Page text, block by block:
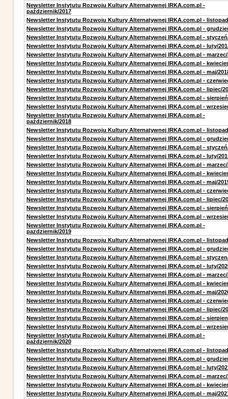
Newsletter Instytutu Rozwoju Kultury Alternatywnej IRKA.com.pl -
październik/2017
Newsletter Instytutu Rozwoju Kultury Alternatywnej IRKA.com.pl -
Newsletter Instytutu Rozwoju Kultury Alternatywnej IRKA.com.pl -
Newsletter Instytutu Rozwoju Kultury Alternatywnej IRKA.com.pl -
Newsletter Instytutu Rozwoju Kultury Alternatywnej IRKA.com.pl - luty/
Newsletter Instytutu Rozwoju Kultury Alternatywnej IRKA.com.pl - marzec/
Newsletter Instytutu Rozwoju Kultury Alternatywnej IRKA.com.pl -
Newsletter Instytutu Rozwoju Kultury Alternatywnej IRKA.com.pl - maj/
Newsletter Instytutu Rozwoju Kultury Alternatywnej IRKA.com.pl -
Newsletter Instytutu Rozwoju Kultury Alternatywnej IRKA.com.pl - lipiec/
Newsletter Instytutu Rozwoju Kultury Alternatywnej IRKA.com.pl -
Newsletter Instytutu Rozwoju Kultury Alternatywnej IRKA.com.pl -
Newsletter Instytutu Rozwoju Kultury Alternatywnej IRKA.com.pl -
październik/2018
Newsletter Instytutu Rozwoju Kultury Alternatywnej IRKA.com.pl -
Newsletter Instytutu Rozwoju Kultury Alternatywnej IRKA.com.pl -
Newsletter Instytutu Rozwoju Kultury Alternatywnej IRKA.com.pl -
Newsletter Instytutu Rozwoju Kultury Alternatywnej IRKA.com.pl - luty/
Newsletter Instytutu Rozwoju Kultury Alternatywnej IRKA.com.pl - marzec/
Newsletter Instytutu Rozwoju Kultury Alternatywnej IRKA.com.pl -
Newsletter Instytutu Rozwoju Kultury Alternatywnej IRKA.com.pl - maj/
Newsletter Instytutu Rozwoju Kultury Alternatywnej IRKA.com.pl -
Newsletter Instytutu Rozwoju Kultury Alternatywnej IRKA.com.pl - lipiec/
Newsletter Instytutu Rozwoju Kultury Alternatywnej IRKA.com.pl -
Newsletter Instytutu Rozwoju Kultury Alternatywnej IRKA.com.pl -
Newsletter Instytutu Rozwoju Kultury Alternatywnej IRKA.com.pl -
pazdziernik/2019
Newsletter Instytutu Rozwoju Kultury Alternatywnej IRKA.com.pl -
Newsletter Instytutu Rozwoju Kultury Alternatywnej IRKA.com.pl -
Newsletter Instytutu Rozwoju Kultury Alternatywnej IRKA.com.pl -
Newsletter Instytutu Rozwoju Kultury Alternatywnej IRKA.com.pl - luty/
Newsletter Instytutu Rozwoju Kultury Alternatywnej IRKA.com.pl - marzec/
Newsletter Instytutu Rozwoju Kultury Alternatywnej IRKA.com.pl -
Newsletter Instytutu Rozwoju Kultury Alternatywnej IRKA.com.pl - maj/
Newsletter Instytutu Rozwoju Kultury Alternatywnej IRKA.com.pl -
Newsletter Instytutu Rozwoju Kultury Alternatywnej IRKA.com.pl - lipiec/
Newsletter Instytutu Rozwoju Kultury Alternatywnej IRKA.com.pl -
Newsletter Instytutu Rozwoju Kultury Alternatywnej IRKA.com.pl -
Newsletter Instytutu Rozwoju Kultury Alternatywnej IRKA.com.pl -
październik/2020
Newsletter Instytutu Rozwoju Kultury Alternatywnej IRKA.com.pl -
Newsletter Instytutu Rozwoju Kultury Alternatywnej IRKA.com.pl -
Newsletter Instytutu Rozwoju Kultury Alternatywnej IRKA.com.pl - luty/
Newsletter Instytutu Rozwoju Kultury Alternatywnej IRKA.com.pl - marzec/
Newsletter Instytutu Rozwoju Kultury Alternatywnej IRKA.com.pl -
Newsletter Instytutu Rozwoju Kultury Alternatywnej IRKA.com.pl - maj/